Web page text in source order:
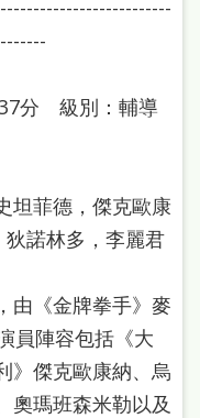
分 級別：輔導
菲德，傑克歐康
諾林多，李麗君
由《金牌拳手》麥
員陣容包括《大
》傑克歐康納、烏
奧瑪班森米勒以及